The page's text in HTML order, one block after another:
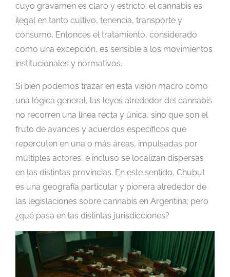
cuyo gravamen es claro y estricto: el cannabis es
ilegal en tanto cultivo, tenencia, transporte y
consumo. Entonces el tratamiento, considerado
como una excepción, es sensible a los movimientos
institucionales y normativos.
Si bien podemos trazar en esta visión macro como
una lógica general, las leyes alrededor del cannabis
no recorren una línea recta y única, sino que son el
fruto de avances y acuerdos específicos que
repercuten en una o más áreas, impulsadas por
múltiples actores, e incluso se localizan dispersas
en las distintas provincias. En este sentido, Chubut
es una geografía particular y pionera alrededor de
las legislaciones sobre cannabis en Argentina; pero
¿qué pasa en las distintas jurisdicciones?